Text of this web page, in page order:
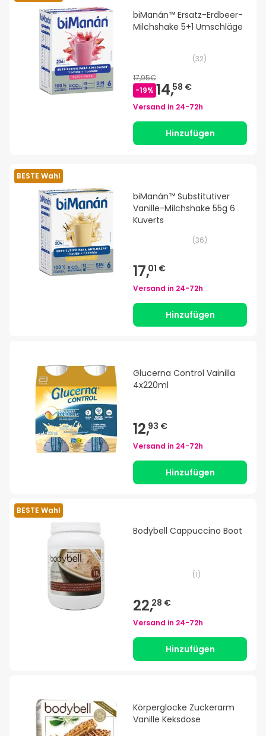
biManán™ Ersatz-Erdbeer-
Milchshake 5+1 Umschläge
(32)
17,95€
-19% 14,58 €
Versand in 24-72h
Hinzufügen
BESTE Wahl
biManán™ Substitutiver
Vanille-Milchshake 55g 6
Kuverts
(36)
17,01 €
Versand in 24-72h
Hinzufügen
Glucerna Control Vainilla
4x220ml
12,93 €
Versand in 24-72h
Hinzufügen
BESTE Wahl
Bodybell Cappuccino Boot
(1)
22,28 €
Versand in 24-72h
Hinzufügen
Körperglocke Zuckerarm
Vanille Keksdose